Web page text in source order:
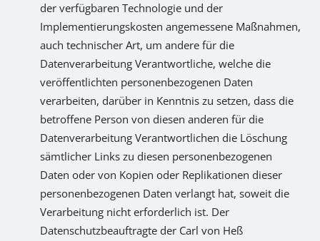
der verfügbaren Technologie und der
Implementierungskosten angemessene Maßnahmen,
auch technischer Art, um andere für die
Datenverarbeitung Verantwortliche, welche die
veröffentlichten personenbezogenen Daten
verarbeiten, darüber in Kenntnis zu setzen, dass die
betroffene Person von diesen anderen für die
Datenverarbeitung Verantwortlichen die Löschung
sämtlicher Links zu diesen personenbezogenen
Daten oder von Kopien oder Replikationen dieser
personenbezogenen Daten verlangt hat, soweit die
Verarbeitung nicht erforderlich ist. Der
Datenschutzbeauftragte der Carl von Heß